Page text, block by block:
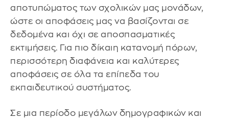
αποτυπώματος των σχολικών μας μονάδων,
ώστε οι αποφάσεις μας να βασίζονται σε
δεδομένα και όχι σε αποσπασματικές
εκτιμήσεις. Για πιο δίκαιη κατανομή πόρων,
περισσότερη διαφάνεια και καλύτερες
αποφάσεις σε όλα τα επίπεδα του
εκπαιδευτικού συστήματος.
Σε μια περίοδο μεγάλων δημογραφικών και